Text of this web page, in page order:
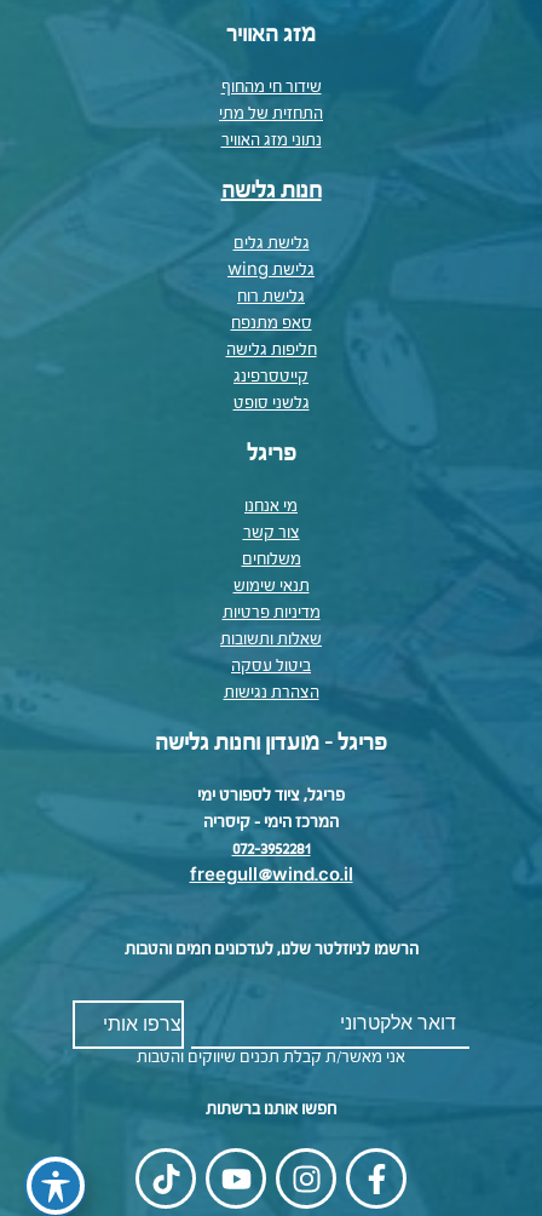
מזג האוויר
שידור חי מהחוף
התחזית של מתי
נתוני מזג האוויר
חנות גלישה
גלישת גלים
גלישת wing
גלישת רוח
סאפ מתנפח
חליפות גלישה
קייטסרפינג
גלשני סופט
פריגל
מי אנחנו
צור קשר
משלוחים
תנאי שימוש
מדיניות פרטיות
שאלות ותשובות
ביטול עסקה
הצהרת נגישות
פריגל - מועדון וחנות גלישה
פריגל, ציוד לספורט ימי
המרכז הימי – קיסריה
072-3952281
freegull@wind.co.il
הרשמו לניוזלטר שלנו, לעדכונים חמים והטבות
אני מאשר/ת קבלת תכנים שיווקים והטבות
חפשו אותנו ברשתות